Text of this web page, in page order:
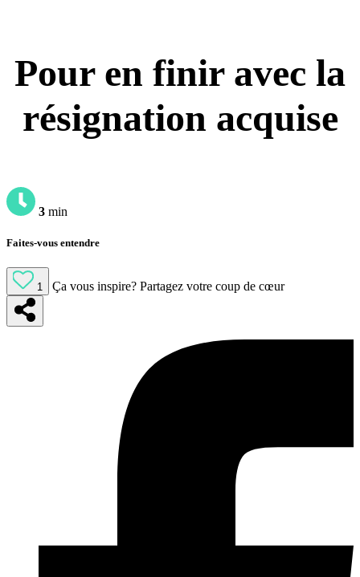
Pour en finir avec la
résignation acquise
3 min
Faites-vous entendre
1 Ça vous inspire? Partagez votre coup de cœur